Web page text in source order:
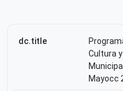
dc.title
Cultura
Mayocc